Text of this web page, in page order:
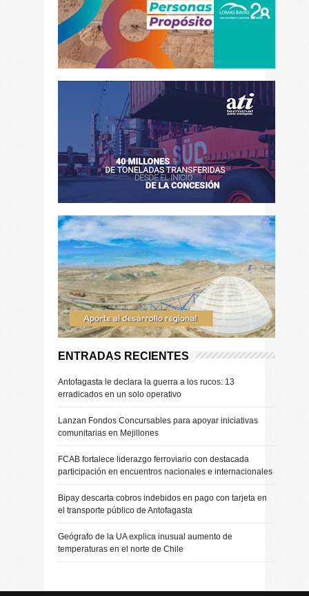
ENTRADAS RECIENTES
Antofagasta le declara la guerra a los rucos: 13
erradicados en un solo operativo
Lanzan Fondos Concursables para apoyar iniciativas
comunitarias en Mejillones
FCAB fortalece liderazgo ferroviario con destacada
participación en encuentros nacionales e internacionales
Bipay descarta cobros indebidos en pago con tarjeta en
el transporte público de Antofagasta
Geógrafo de la UA explica inusual aumento de
temperaturas en el norte de Chile